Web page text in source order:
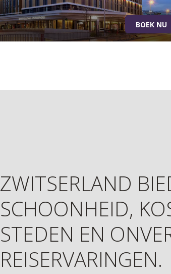
BOEK NU
ZWITSERLAND
SCHOONHEID,
STEDEN EN
REISERVARINGEN.